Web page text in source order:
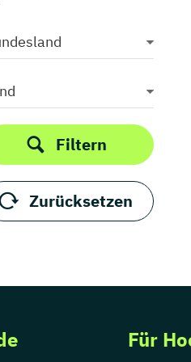
Filtern
Zurücksetzen
Für